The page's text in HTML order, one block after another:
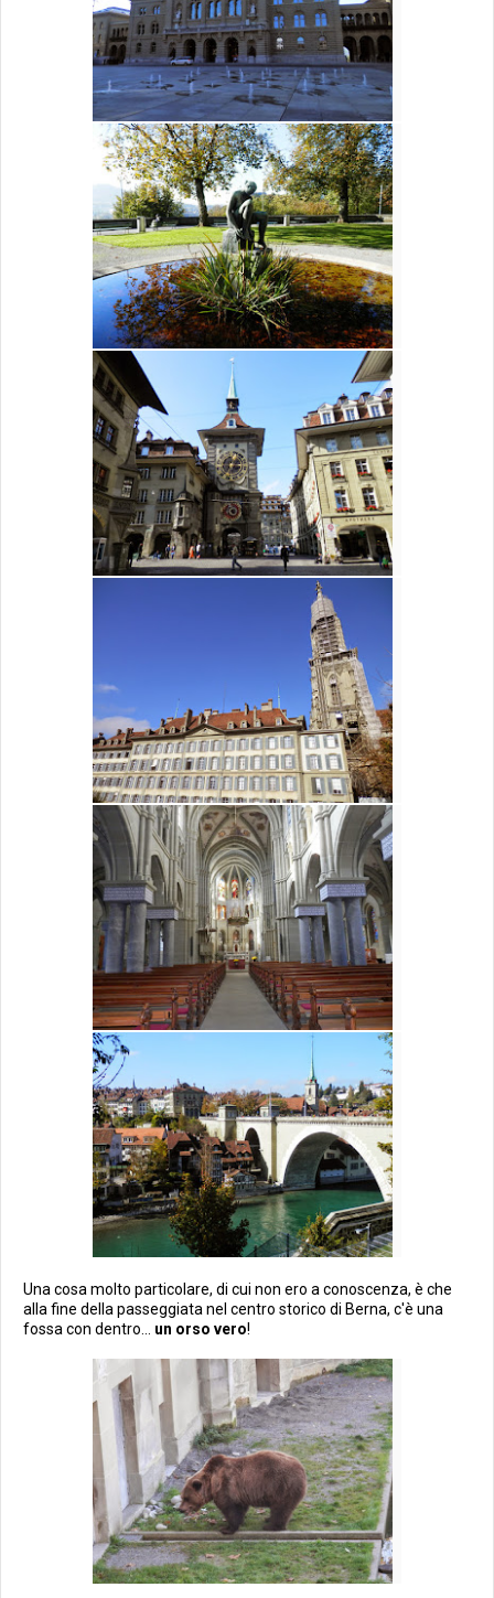
Una cosa molto particolare, di cui non ero a conoscenza, è che
alla fine della passeggiata nel centro storico di Berna, c'è una
fossa con dentro... un orso vero!